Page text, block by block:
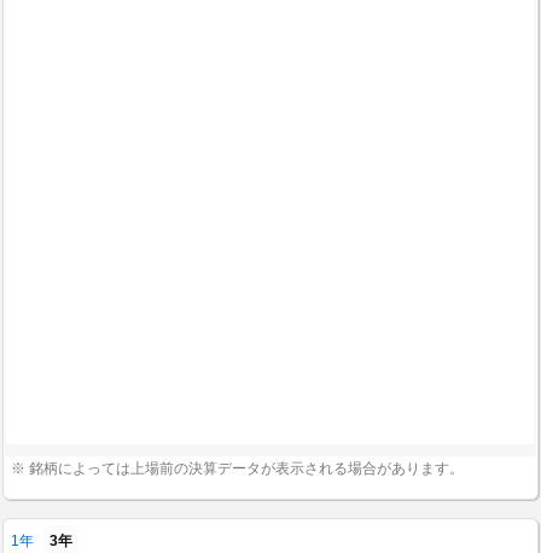
※ 銘柄によっては上場前の決算データが表示される場合があります。
1年 3年